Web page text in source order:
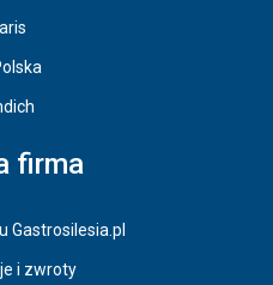
firma
Gastrosilesia.pl
i zwroty